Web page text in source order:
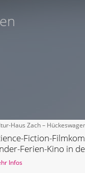
Haus Zach –
Fiction-
Ferien-Kino in
Infos